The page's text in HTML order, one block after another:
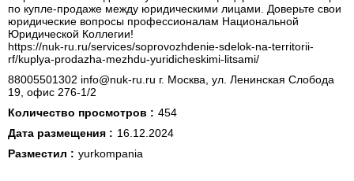
по купле-продаже между юридическими лицами. Доверьте свои
юридические вопросы профессионалам Национальной
Юридической Коллегии!
https://nuk-ru.ru/services/soprovozhdenie-sdelok-na-territorii-
rf/kuplya-prodazha-mezhdu-yuridicheskimi-litsami/
88005501302 info@nuk-ru.ru г. Москва, ул. Ленинская Слобода
19, офис 276-1/2
Количество просмотров : 454
Дата размещения : 16.12.2024
Разместил : yurkompania